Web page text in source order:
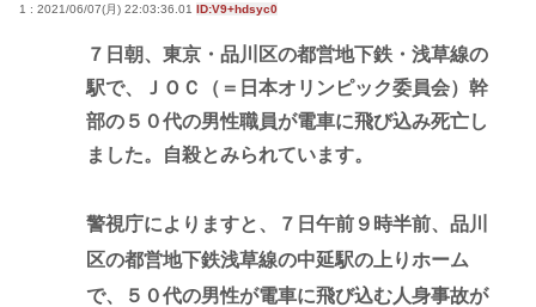
1 : 2021/06/07(月) 22:03:36.01 ID:V9+hdsyc0
７日朝、東京・品川区の都営地下鉄・浅草線の
駅で、ＪＯＣ（＝日本オリンピック委員会）幹
部の５０代の男性職員が電車に飛び込み死亡し
ました。自殺とみられています。
警視庁によりますと、７日午前９時半前、品川
区の都営地下鉄浅草線の中延駅の上りホーム
で、５０代の男性が電車に飛び込む人身事故が